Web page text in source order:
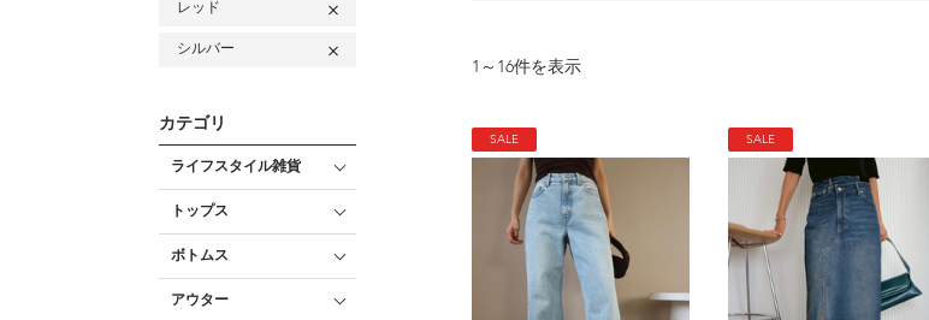
レッド
シルバー
カテゴリ
ライフスタイル雑貨
トップス
ボトムス
アウター
1 ～ 16件を表示
SALE SALE